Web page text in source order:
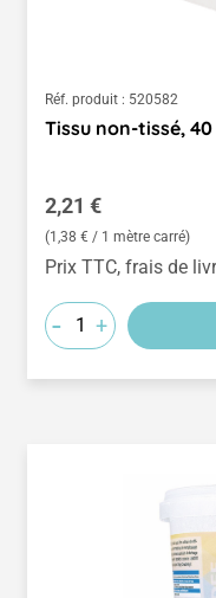
Réf. produit : 520582
Tissu non-tissé,
Prix régulier :
2,21 €
(1,38 € / 1 mètre carré)
Prix TTC, frais de
- +